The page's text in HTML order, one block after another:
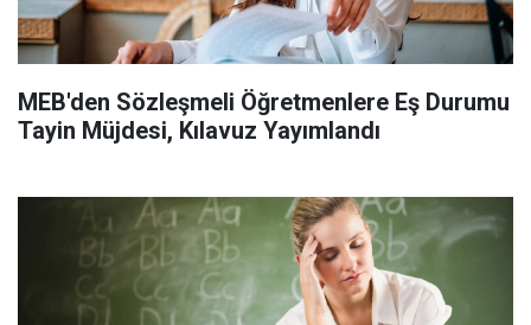
MEB'den Sözleşmeli Öğretmenlere Eş Durumu
Tayin Müjdesi, Kılavuz Yayımlandı